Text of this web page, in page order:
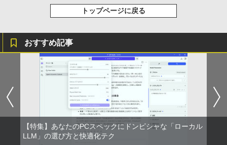
トップページに戻る
おすすめ記事
【特集】あなたのPCスペックにドンピシャな「ローカル
LLM」の選び方と快適化テク